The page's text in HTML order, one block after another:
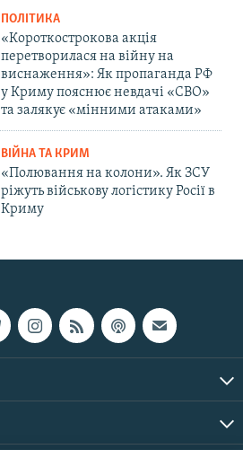
ПОЛІТИКА
«Короткострокова акція
перетворилася на війну на
виснаження»: Як пропаганда РФ
у Криму пояснює невдачі «СВО»
та залякує «мінними атаками»
ВІЙНА ТА КРИМ
«Полювання на колони». Як ЗСУ
ріжуть військову логістику Росії в
Криму